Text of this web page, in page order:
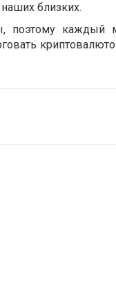
близких.
поэтому каждый